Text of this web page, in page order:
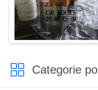
Categorie